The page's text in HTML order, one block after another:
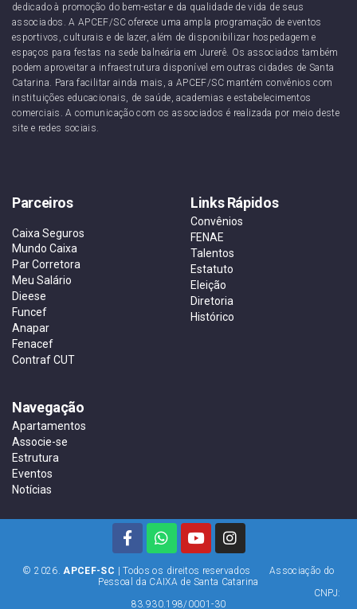
dedicado à promoção do bem-estar e da qualidade de vida de seus
associados. A APCEF/SC oferece uma ampla programação de eventos
esportivos, culturais e de lazer, além de disponibilizar hospedagem e
espaços para festas na sede balneária em Jurerê. Os associados também
podem aproveitar a infraestrutura disponível em outras cidades de Santa
Catarina. Para facilitar ainda mais, a APCEF/SC mantém convênios com
instituições educacionais, de saúde, academias e estabelecimentos
comerciais. A comunicação com os associados é realizada por meio deste
site e redes sociais.
Parceiros
Caixa Seguros
Mundo Caixa
Par Corretora
Meu Salário
Dieese
Funcef
Anapar
Fenacef
Contraf CUT
Links Rápidos
Convênios
FENAE
Talentos
Estatuto
Eleição
Diretoria
Histórico
Navegação
Apartamentos
Associe-se
Estrutura
Eventos
Notícias
© 2026.APCEF-SC | Todos os direitos reservados Associação do
Pessoal da CAIXA de Santa Catarina
CNPJ:
83.930.198/0001-30